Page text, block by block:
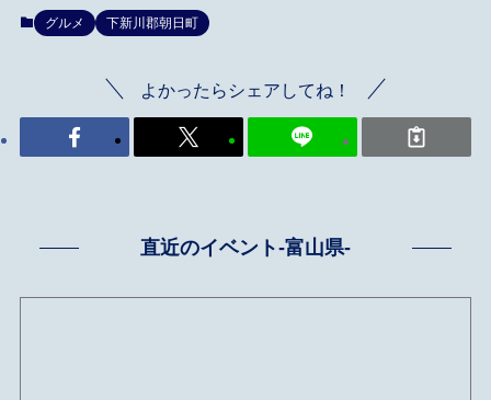
グルメ 下新川郡朝日町
よかったらシェアしてね！
直近のイベント-富山県-